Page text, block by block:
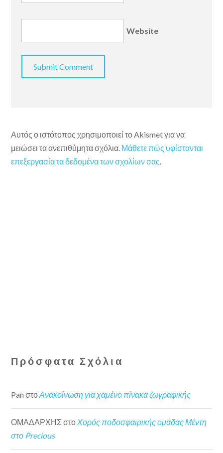
Website
Αυτός ο ιστότοπος χρησιμοποιεί το Akismet για να
μειώσει τα ανεπιθύμητα σχόλια. Μάθετε πώς υφίστανται
επεξεργασία τα δεδομένα των σχολίων σας.
Πρόσφατα Σχόλια
Pan στοΑνακοίνωση για χαμένο πίνακα ζωγραφικής
ΟΜΑΔΑΡΧΗΣ στοΧορός ποδοσφαιρικής ομάδας Μέντη
στο Precious